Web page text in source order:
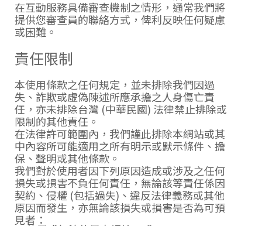
在互動服務具備審查機制之情形，通常我們將
提供您審查員的聯絡方式，俾利反映任何疑慮
或困難。
責任限制
本使用條款之任何規定，並未排除我們因過
失、詐欺或虛偽陳述所應承擔之人身傷亡責
任，亦未排除台灣 (中華民國) 法律禁止排除或
限制的其他責任。
在法律許可範圍內，我們謹此排除本網站或其
中內容所可能適用之所有明示或默示條件、擔
保、聲明或其他條款。
我們對於使用者因下列原因造成或涉及之任何
損失或損害不負任何責任，無論該等責任係因
契約、侵權 (包括過失)、違反法律義務或其他
原因而發生，亦無論該損失或損害是否為可預
見者：